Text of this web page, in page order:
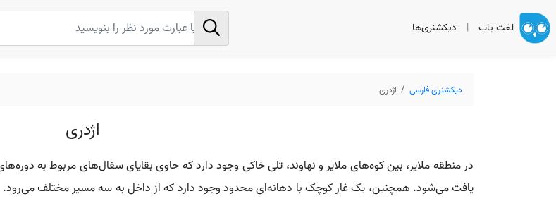
لغت یاب | دیکشنری‌ها
دیکشنری فارسی اژدری
اژدری
در منطقه ملایر، بین کوه‌های ملایر و نهاوند، تلی خاکی وجود دارد که حاوی بقایای سفال‌های مربوط به
یافت می‌شود. همچنین، یک غار کوچک با دهانه‌ای محدود وجود دارد که از داخل به سه مسیر مختلف می‌رود.